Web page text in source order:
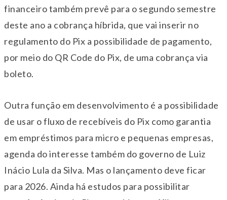
financeiro também prevê para o segundo semestre
deste ano a cobrança híbrida, que vai inserir no
regulamento do Pix a possibilidade de pagamento,
por meio do QR Code do Pix, de uma cobrança via
boleto.
Outra função em desenvolvimento é a possibilidade
de usar o fluxo de recebíveis do Pix como garantia
em empréstimos para micro e pequenas empresas,
agenda do interesse também do governo de Luiz
Inácio Lula da Silva. Mas o lançamento deve ficar
para 2026. Ainda há estudos para possibilitar